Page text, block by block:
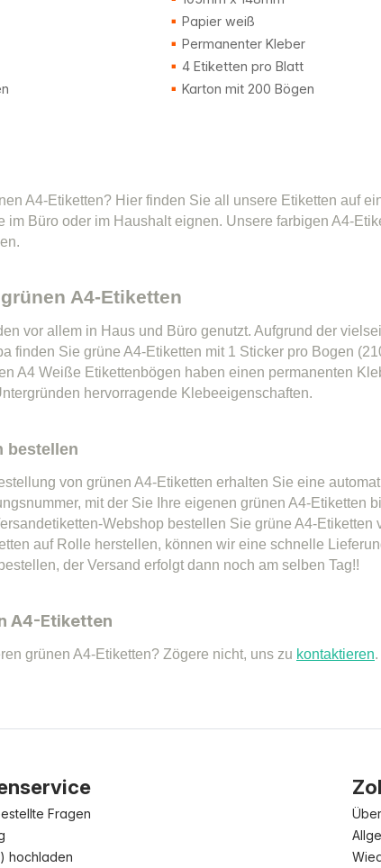
Papier weiß
Permanenter Kleber
4 Etiketten pro Blatt
Karton mit 200 Bögen
A4-Etiketten? Hier finden Sie all unsere Etiketten auf
im Büro oder im Haushalt eignen. Unsere farbigen A4-
A4-Etiketten
vor allem in Haus und Büro genutzt. Aufgrund der
finden Sie grüne A4-Etiketten mit 1 Sticker pro Bogen
A4 Weiße Etikettenbögen haben einen permanenten
hervorragende Klebeeigenschaften.
bestellen
von grünen A4-Etiketten erhalten Sie eine
mit der Sie Ihre eigenen grünen A4-Etiketten
Webshop bestellen Sie grüne A4-
auf Rolle herstellen, können wir eine schnelle
der Versand erfolgt dann noch am selben Tag!!
A4-Etiketten
grünen A4-Etiketten? Zögere nicht, uns zu kontaktieren
Fragen
hochladen